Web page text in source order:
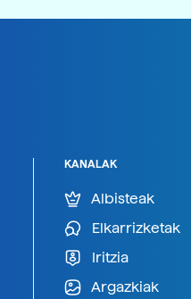
KANALAK
Albisteak
Elkarrizketak
Iritzia
Argazkiak